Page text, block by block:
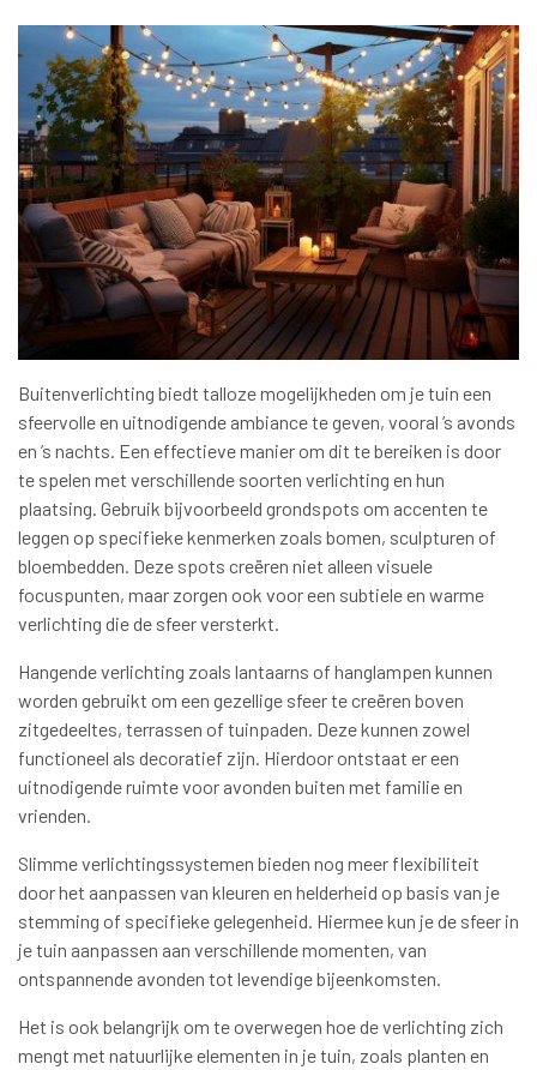
Buitenverlichting biedt talloze mogelijkheden om je tuin een
sfeervolle en uitnodigende ambiance te geven, vooral ’s avonds
en ’s nachts. Een effectieve manier om dit te bereiken is door
te spelen met verschillende soorten verlichting en hun
plaatsing. Gebruik bijvoorbeeld grondspots om accenten te
leggen op specifieke kenmerken zoals bomen, sculpturen of
bloembedden. Deze spots creëren niet alleen visuele
focuspunten, maar zorgen ook voor een subtiele en warme
verlichting die de sfeer versterkt.
Hangende verlichting zoals lantaarns of hanglampen kunnen
worden gebruikt om een gezellige sfeer te creëren boven
zitgedeeltes, terrassen of tuinpaden. Deze kunnen zowel
functioneel als decoratief zijn. Hierdoor ontstaat er een
uitnodigende ruimte voor avonden buiten met familie en
vrienden.
Slimme verlichtingssystemen bieden nog meer flexibiliteit
door het aanpassen van kleuren en helderheid op basis van je
stemming of specifieke gelegenheid. Hiermee kun je de sfeer in
je tuin aanpassen aan verschillende momenten, van
ontspannende avonden tot levendige bijeenkomsten.
Het is ook belangrijk om te overwegen hoe de verlichting zich
mengt met natuurlijke elementen in je tuin, zoals planten en